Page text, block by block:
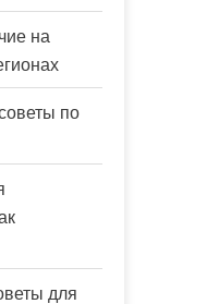
на
по
для